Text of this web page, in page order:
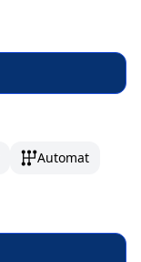
Automat